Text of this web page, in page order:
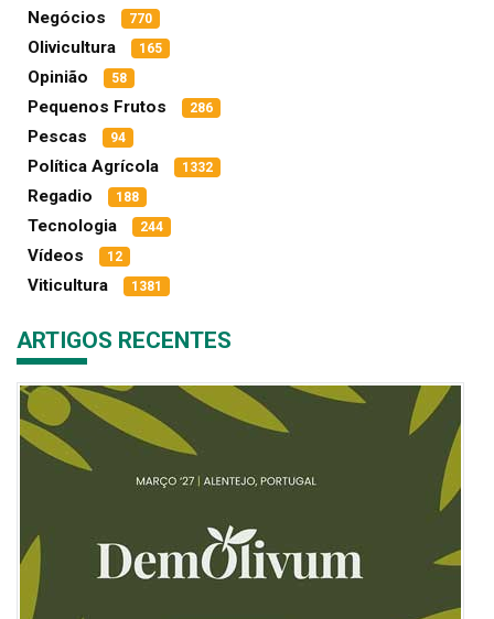
Negócios 770
Olivicultura 165
Opinião 58
Pequenos Frutos 286
Pescas 94
Política Agrícola 1332
Regadio 188
Tecnologia 244
Vídeos 12
Viticultura 1381
ARTIGOS RECENTES